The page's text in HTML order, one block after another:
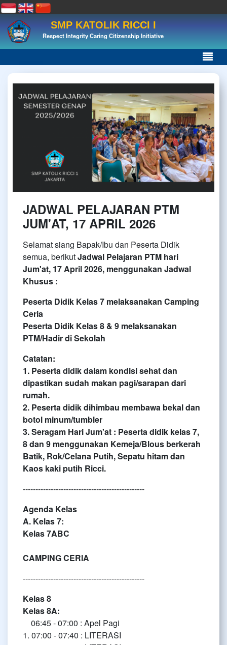
SMP KATOLIK RICCI I
Respect Integrity Caring Citizenship Initiative
JADWAL PELAJARAN PTM
JUM'AT, 17 APRIL 2026
Selamat siang Bapak/Ibu dan Peserta Didik
semua, berikutJadwal Pelajaran PTM hari
Jum'at, 17 April 2026, menggunakan Jadwal
Khusus :
Peserta Didik Kelas 7 melaksanakan Camping
Ceria
Peserta Didik Kelas 8 & 9 melaksanakan
PTM/Hadir di Sekolah
Catatan:
1. Peserta didik dalam kondisi sehat dan
dipastikan sudah makan pagi/sarapan dari
rumah.
2. ⁠Peserta didik dihimbau membawa bekal dan
botol minum/tumbler
3. Seragam Hari Jum'at : Peserta didik kelas 7,
8 dan 9 menggunakan Kemeja/Blous berkerah
Batik, Rok/Celana Putih, Sepatu hitam dan
Kaos kaki putih Ricci.
------------------------------------------------
Agenda Kelas
A. Kelas 7:
Kelas 7ABC
CAMPING CERIA
------------------------------------------------
Kelas 8
Kelas 8A:
06:45 - 07:00 : Apel Pagi
1. 07:00 - 07:40 : LITERASI